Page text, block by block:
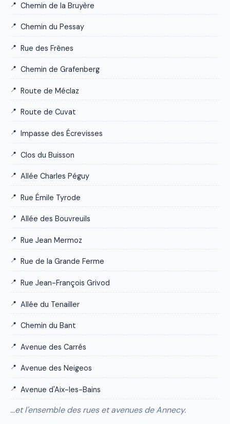
Chemin de la Bruyère
Chemin du Pessay
Rue des Frênes
Chemin de Grafenberg
Route de Méclaz
Route de Cuvat
Impasse des Écrevisses
Clos du Buisson
Allée Charles Péguy
Rue Émile Tyrode
Allée des Bouvreuils
Rue Jean Mermoz
Rue de la Grande Ferme
Rue Jean-François Grivod
Allée du Tenailler
Chemin du Bant
Avenue des Carrés
Avenue des Neigeos
Avenue d'Aix-les-Bains
…et l'ensemble des rues et avenues de Annecy.